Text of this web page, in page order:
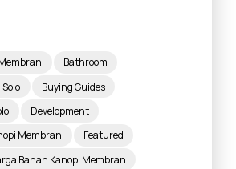
Bathroom
Buying Guides
Development
Membran
Featured
Bahan Kanopi Membran